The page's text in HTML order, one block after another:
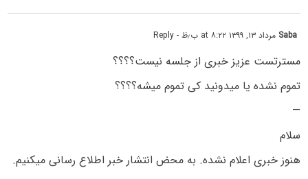
Saba مرداد ۱۳, ۱۳۹۹ at ۸:۲۲ ب٫ظ - Reply
مسترتست عزیز خبری از جلسه نیست؟؟؟؟
تموم نشده یا میدونید کی تموم میشه؟؟؟؟
—
سلام
هنوز خبری اعلام نشده. به محض انتشار خبر اطلاع رسانی میکنیم.